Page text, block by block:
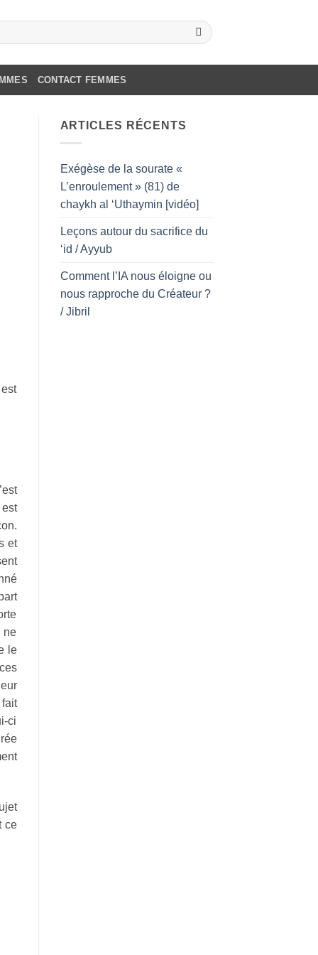
CONTACT FEMMES
et
ne
le
ci
ce
ARTICLES RÉCENTS
Exégèse de la sourate «
L’enroulement » (81) de
chaykh al ‘Uthaymin [vidéo]
Leçons autour du sacrifice du
‘id / Ayyub
Comment l’IA nous éloigne ou
nous rapproche du Créateur ?
/ Jibril